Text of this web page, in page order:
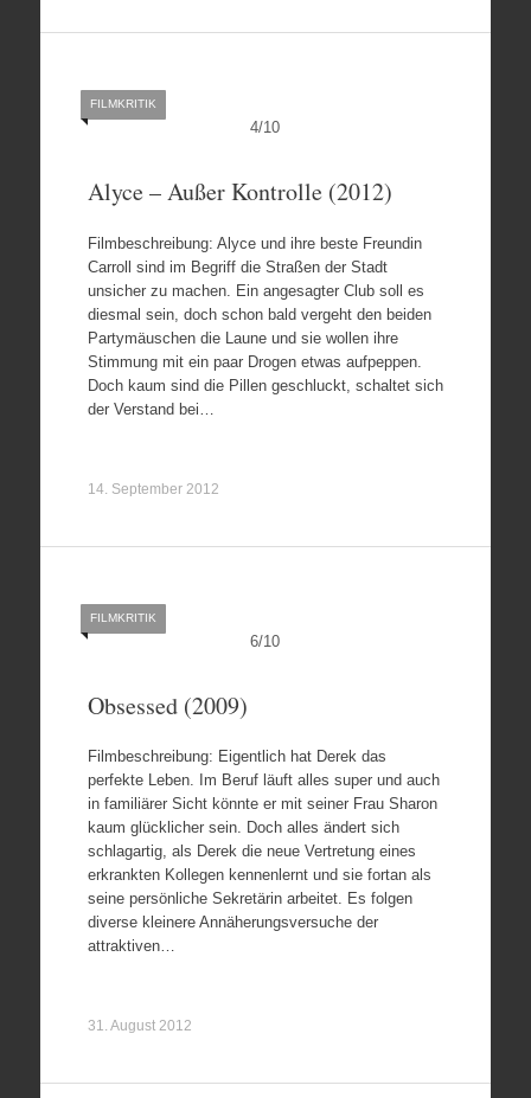
4/10
FILMKRITIK
Alyce – Außer Kontrolle (2012)
Filmbeschreibung: Alyce und ihre beste Freundin
Carroll sind im Begriff die Straßen der Stadt
unsicher zu machen. Ein angesagter Club soll es
diesmal sein, doch schon bald vergeht den beiden
Partymäuschen die Laune und sie wollen ihre
Stimmung mit ein paar Drogen etwas aufpeppen.
Doch kaum sind die Pillen geschluckt, schaltet sich
der Verstand bei…
14. September 2012
6/10
FILMKRITIK
Obsessed (2009)
Filmbeschreibung: Eigentlich hat Derek das
perfekte Leben. Im Beruf läuft alles super und auch
in familiärer Sicht könnte er mit seiner Frau Sharon
kaum glücklicher sein. Doch alles ändert sich
schlagartig, als Derek die neue Vertretung eines
erkrankten Kollegen kennenlernt und sie fortan als
seine persönliche Sekretärin arbeitet. Es folgen
diverse kleinere Annäherungsversuche der
attraktiven…
31. August 2012